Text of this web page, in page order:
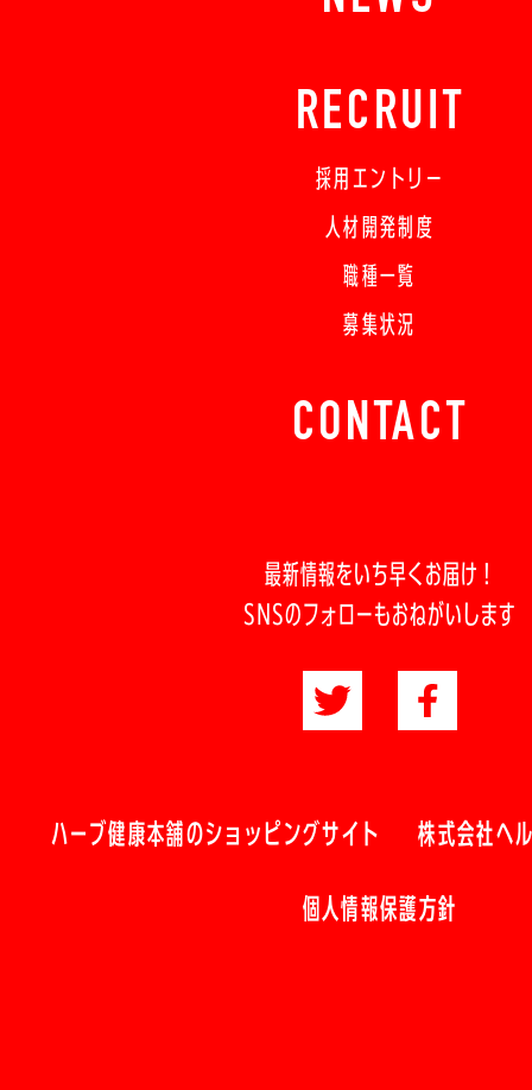
RECRUIT
採用エントリー
人材開発制度
職種一覧
募集状況
CONTACT
最新情報をいち早くお届け！
SNSのフォローもおねがいします
ハーブ健康本舗のショッピングサイト 株式会社ヘ
個人情報保護方針